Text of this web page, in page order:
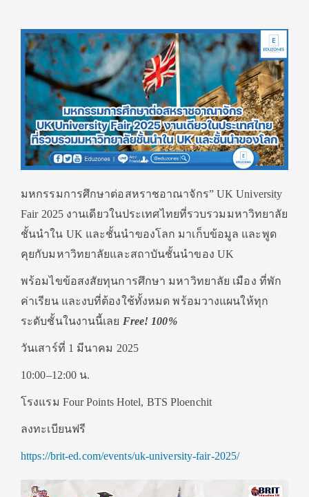
มหกรรมการศึกษาต่อสหราชอาณาจักร” UK University
Fair 2025 งานเดียวในประเทศไทยที่รวบรวมมหาวิทยาลัย
ชั้นนำใน UK และชั้นนำของโลก มาเก็บข้อมูล และพูด
คุยกับมหาวิทยาลัยและสถาบันชั้นนำของ UK
พร้อมไขข้อสงสัยทุนการศึกษา มหาวิทยาลัย เมือง ที่พัก
ค่าเรียน และงบที่ต้องใช้ทั้งหมด พร้อมวางแผนให้ทุก
ระดับชั้นในงานนี้เลย Free! 100%
วันเสาร์ที่ 1 มีนาคม 2025
10:00–12:00 น.
โรงแรม Four Points Hotel, BTS Ploenchit
ลงทะเบียนฟรี
https://brit-ed.com/events/uk-university-fair-2025/